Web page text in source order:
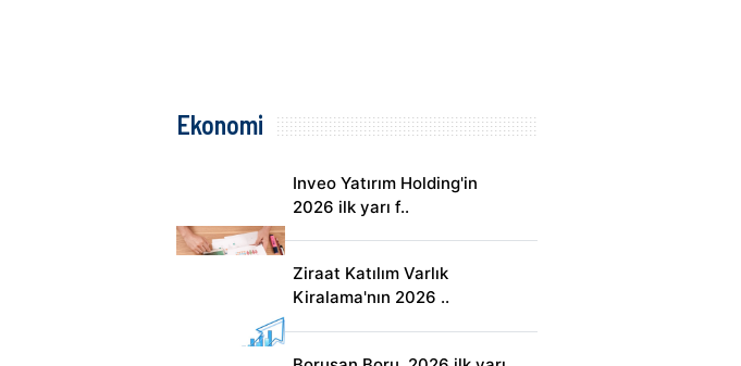
Ekonomi
Inveo Yatırım Holding'in
2026 ilk yarı f..
Ziraat Katılım Varlık
Kiralama'nın 2026 ..